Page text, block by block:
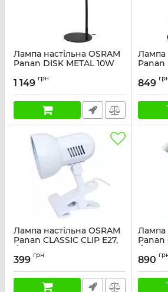
Лампа настільна OSRAM
Panan DISK METAL 10W
димером, чорний
Артикул: 4099854475337
1 149 грн
Лампа
Panan
Артикул:
849
Лампа настільна OSRAM
Panan CLASSIC CLIP E27,
білий
Артикул:
399 грн
Лампа
Panan
білий
Артикул:
890